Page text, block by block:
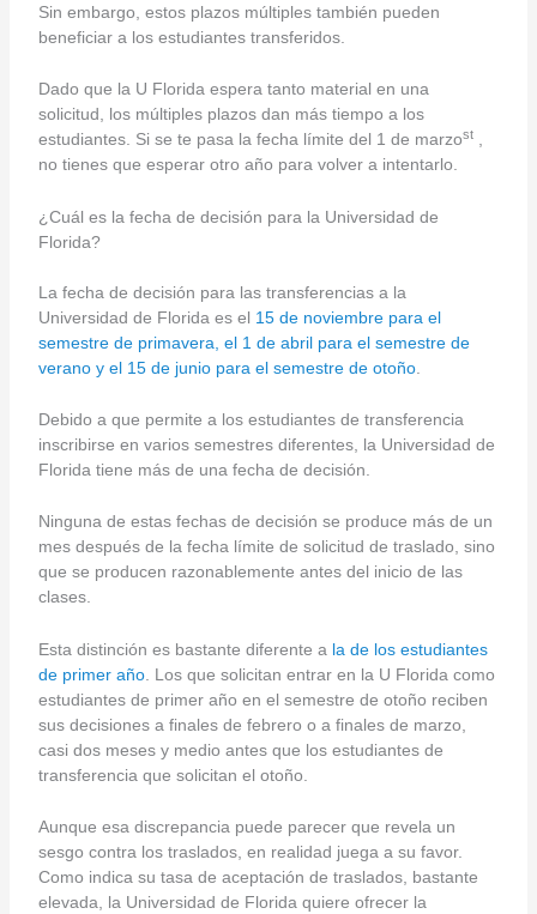
Sin embargo, estos plazos múltiples también pueden
beneficiar a los estudiantes transferidos.
Dado que la U Florida espera tanto material en una
solicitud, los múltiples plazos dan más tiempo a los
estudiantes. Si se te pasa la fecha límite del 1 de marzost,
no tienes que esperar otro año para volver a intentarlo.
¿Cuál es la fecha de decisión para la Universidad de
Florida?
La fecha de decisión para las transferencias a la
Universidad de Florida es el 15 de noviembre para el
semestre de primavera, el 1 de abril para el semestre de
verano y el 15 de junio para el semestre de otoño.
Debido a que permite a los estudiantes de transferencia
inscribirse en varios semestres diferentes, la Universidad de
Florida tiene más de una fecha de decisión.
Ninguna de estas fechas de decisión se produce más de un
mes después de la fecha límite de solicitud de traslado, sino
que se producen razonablemente antes del inicio de las
clases.
Esta distinción es bastante diferente a la de los estudiantes
de primer año. Los que solicitan entrar en la U Florida como
estudiantes de primer año en el semestre de otoño reciben
sus decisiones a finales de febrero o a finales de marzo,
casi dos meses y medio antes que los estudiantes de
transferencia que solicitan el otoño.
Aunque esa discrepancia puede parecer que revela un
sesgo contra los traslados, en realidad juega a su favor.
Como indica su tasa de aceptación de traslados, bastante
elevada, la Universidad de Florida quiere ofrecer la